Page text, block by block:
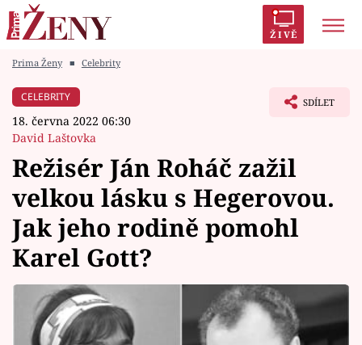
ŽIVĚ
Módní alarm
Témata
Celebrity
Vztahy
Seriály
Prima Ženy ■ Celebrity
CELEBRITY
18. června 2022 06:30
David Laštovka
SDÍLET
Režisér Ján Roháč zažil
velkou lásku s Hegerovou.
Jak jeho rodině pomohl
Karel Gott?